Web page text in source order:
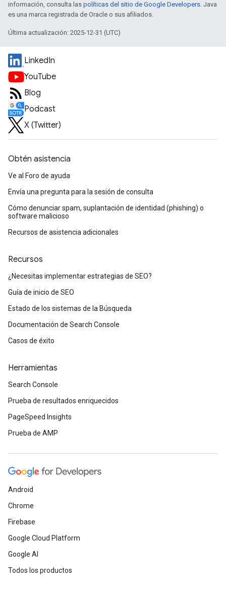
información, consulta las políticas del sitio de Google Developers. Java
es una marca registrada de Oracle o sus afiliados.
Última actualización: 2025-12-31 (UTC)
LinkedIn
YouTube
Blog
Podcast
X (Twitter)
Obtén asistencia
Ve al Foro de ayuda
Envía una pregunta para la sesión de consulta
Cómo denunciar spam, suplantación de identidad (phishing) o
software malicioso
Recursos de asistencia adicionales
Recursos
¿Necesitas implementar estrategias de SEO?
Guía de inicio de SEO
Estado de los sistemas de la Búsqueda
Documentación de Search Console
Casos de éxito
Herramientas
Search Console
Prueba de resultados enriquecidos
PageSpeed Insights
Prueba de AMP
Android
Chrome
Firebase
Google Cloud Platform
Google AI
Todos los productos